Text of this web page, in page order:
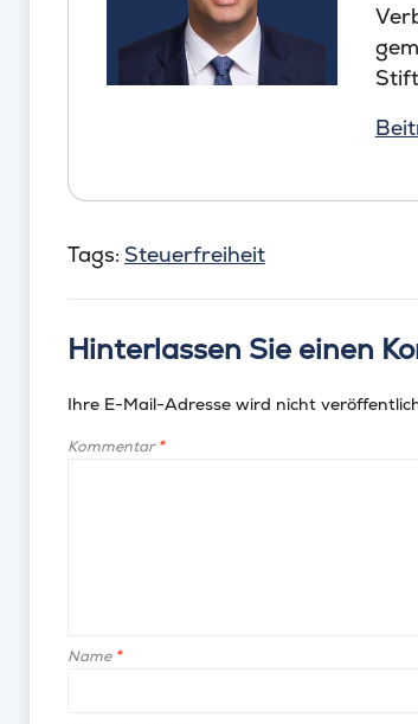
Tags: Steuerfreiheit
Hinterlassen Sie einen
Ihre E-Mail-Adresse wird nicht
Kommentar*
Name *